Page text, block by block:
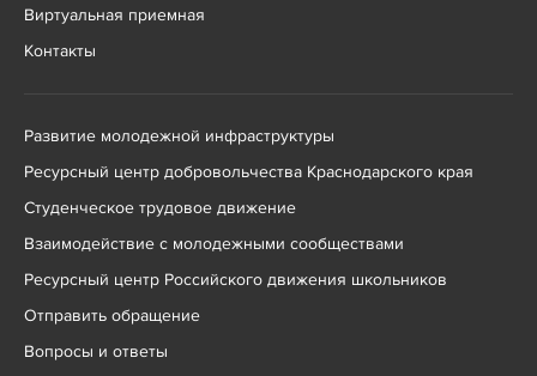
Виртуальная приемная
Контакты
Развитие молодежной инфраструктуры
Ресурсный центр добровольчества Краснодарского края
Студенческое трудовое движение
Взаимодействие с молодежными сообществами
Ресурсный центр Российского движения школьников
Отправить обращение
Вопросы и ответы